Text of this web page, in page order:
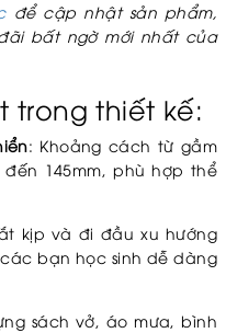
để cập nhật sản phẩm,
bất ngờ mới nhất của
trong thiết kế:
: Khoảng cách từ gầm
145mm, phù hợp thể
kịp và đi đầu xu hướng
bạn học sinh dễ dàng
sách vở, áo mưa, bình